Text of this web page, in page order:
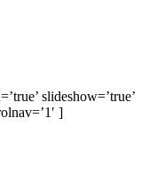
slideshow=’true’
]